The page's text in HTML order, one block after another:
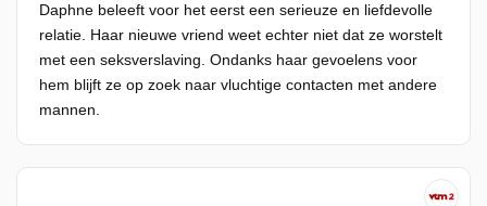
Daphne beleeft voor het eerst een serieuze en liefdevolle
relatie. Haar nieuwe vriend weet echter niet dat ze worstelt
met een seksverslaving. Ondanks haar gevoelens voor
hem blijft ze op zoek naar vluchtige contacten met andere
mannen.